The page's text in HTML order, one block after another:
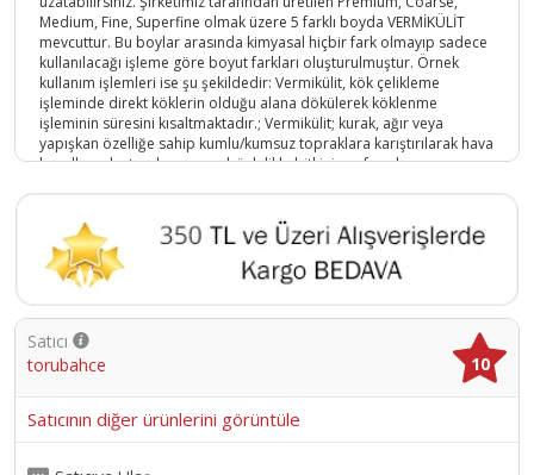
Medium, Fine, Superfine olmak üzere 5 farklı boyda VERMİKÜLİT
mevcuttur. Bu boylar arasında kimyasal hiçbir fark olmayıp sadece
kullanılacağı işleme göre boyut farkları oluşturulmuştur. Örnek
kullanım işlemleri ise şu şekildedir: Vermikülit, kök çelikleme
işleminde direkt köklerin olduğu alana dökülerek köklenme
işleminin süresini kısaltmaktadır.; Vermikülit; kurak, ağır veya
yapışkan özelliğe sahip kumlu/kumsuz topraklara karıştırılarak hava
kanalları oluşturulmasını ve böylelikle bitkinin nefes almasını
süresini kısaltmaktadır.; Vermikülit, steril olduğu için küflenme ve
bozulma gibi durumları ortadan kaldırmaktadır.; Vermikülit
kullanılmış toprak içerisinden fideyi ayırmak, vermikülitin hafif yapısı
nedeniyle daha az kök kırılmasını sağlamaktadır.; Özellikle ev
bitkilerinde nem dengesini sağlamak için Vermikülit oldukça
avantajlıdır.; Yaz ve kış aylarında bitkilerin sıcaklık dengesi, toprak
üzerine Vermikülit serilerek sağlanabilmektedir.; Yaz aylarında
yağan yağmuru bünyesinde tutan Vermikülit, kurak günlerde
olumsuz etkilenmesini önlemektedir.; Vermikülit, aynı zamanda
Vermikülit, soğanlı kök bitkilerinin saklanması açısından bitkilerin
Satıcı
torubahce
10
Satıcının diğer ürünlerini görüntüle